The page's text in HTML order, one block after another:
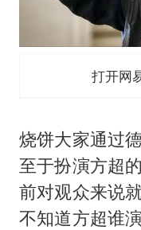
打开网
烧饼大家通过
至于扮演方超
前对观众来说
不知道方超谁